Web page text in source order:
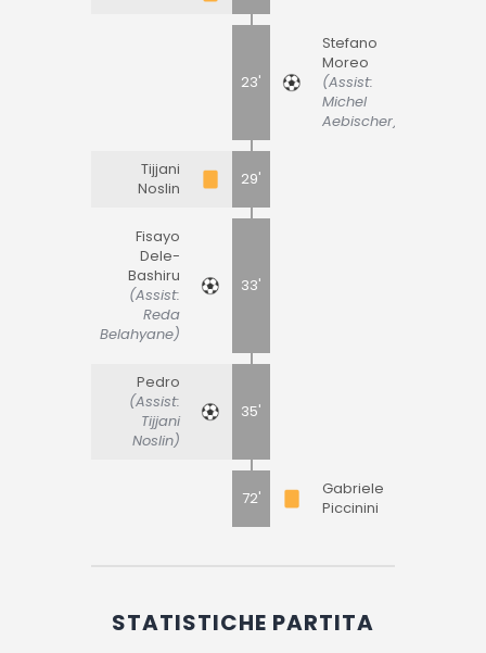
23'
Stefano
Moreo
(Assist:
Michel
Aebischer)
Tijjani
Noslin
29'
Fisayo
Dele-
Bashiru
(Assist:
Reda
Belahyane)
33'
Pedro
(Assist:
Tijjani
Noslin)
35'
72'
Gabriele
Piccinini
STATISTICHE PARTITA